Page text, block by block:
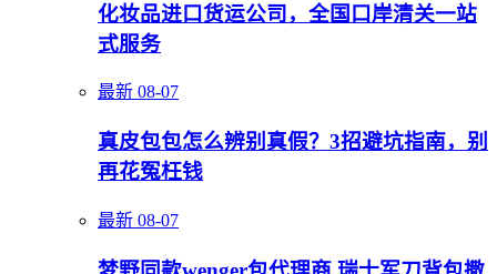
化妆品进口货运公司，全国口岸清关一站
式服务
最新 08-07
真皮包包怎么辨别真假？3招避坑指南，别
再花冤枉钱
最新 08-07